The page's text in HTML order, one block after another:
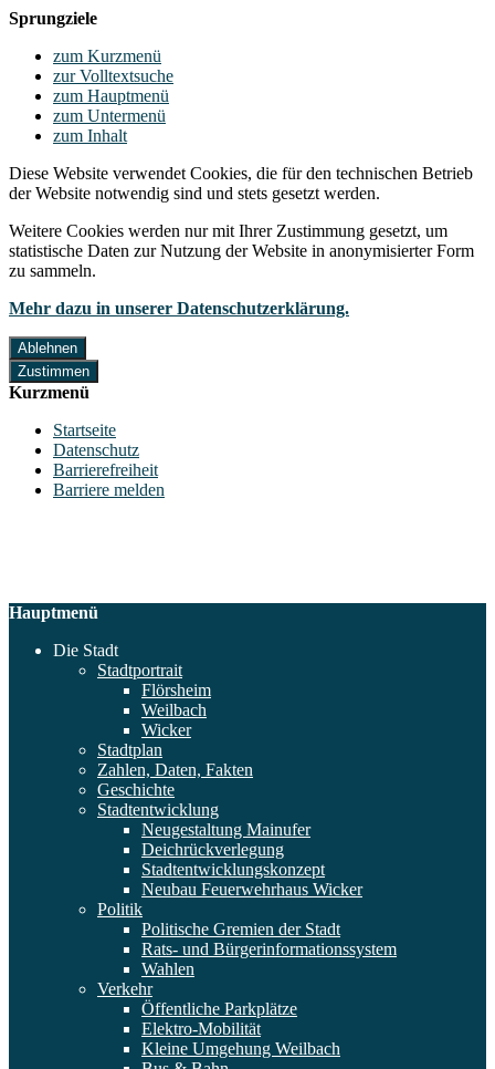
Sprungziele
zum Kurzmenü
zur Volltextsuche
zum Hauptmenü
zum Untermenü
zum Inhalt
Diese Website verwendet Cookies, die für den technischen Betrieb
der Website notwendig sind und stets gesetzt werden.
Weitere Cookies werden nur mit Ihrer Zustimmung gesetzt, um
statistische Daten zur Nutzung der Website in anonymisierter Form
zu sammeln.
Mehr dazu in unserer Datenschutzerklärung.
Ablehnen
Zustimmen
Kurzmenü
Startseite
Datenschutz
Barrierefreiheit
Barriere melden
Hauptmenü
Die Stadt
Stadtportrait
Flörsheim
Weilbach
Wicker
Stadtplan
Zahlen, Daten, Fakten
Geschichte
Stadtentwicklung
Neugestaltung Mainufer
Deichrückverlegung
Stadtentwicklungskonzept
Neubau Feuerwehrhaus Wicker
Politik
Politische Gremien der Stadt
Rats- und Bürgerinformationssystem
Wahlen
Verkehr
Öffentliche Parkplätze
Elektro-Mobilität
Kleine Umgehung Weilbach